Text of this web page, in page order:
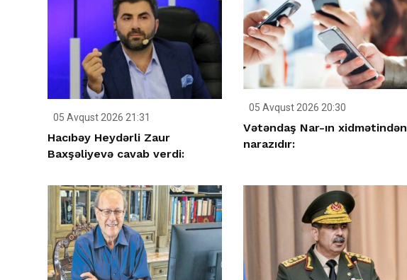
05 Avqust 2026 21:31
Hacıbəy Heydərli Zaur
Baxşəliyevə cavab verdi:
05 Avqust 2026 20:30
Vətəndaş Nar-ın xidmətindən
narazıdır: